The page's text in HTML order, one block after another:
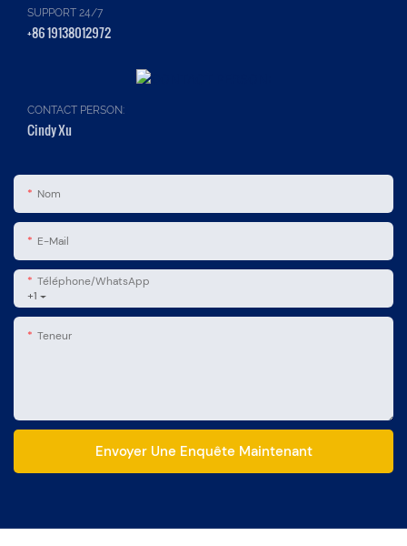
SUPPORT 24/7
+86 19138012972
CONTACT PERSON:
Cindy Xu
Nom
E-Mail
+1
Téléphone/WhatsApp
Teneur
Envoyer Une Enquête Maintenant